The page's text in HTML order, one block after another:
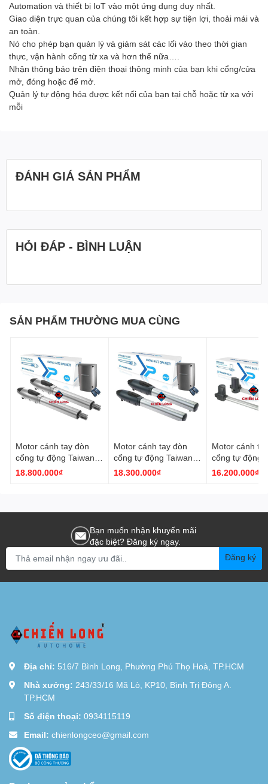
Automation và thiết bị IoT vào một ứng dụng duy nhất.
Giao diện trực quan của chúng tôi kết hợp sự tiện lợi, thoải mái và
an toàn.
Nó cho phép bạn quản lý và giám sát các lối vào theo thời gian
thực, vận hành cổng từ xa và hơn thế nữa….
Nhận thông báo trên điện thoại thông minh của bạn khi cổng/cửa
mở, đóng hoặc để mở.
Quản lý tự động hóa được kết nối của bạn tại chỗ hoặc từ xa với
mỗi
ĐÁNH GIÁ SẢN PHẨM
HỎI ĐÁP - BÌNH LUẬN
SẢN PHẨM THƯỜNG MUA CÙNG
Motor cánh tay đòn
cổng tự động Taiwan
Powertech PW330
18.800.000₫
Motor cánh tay đòn
cổng tự động Taiwan
Powertech PW320
18.300.000₫
Motor cánh
cổng tự động
Powertech
16.200.000₫
Bạn muốn nhận khuyến mãi
đặc biệt? Đăng ký ngay.
Đăng ký
Địa chỉ: 516/7 Bình Long, Phường Phú Thọ Hoà, TP.HCM
Nhà xưởng: 243/33/16 Mã Lò, KP10, Bình Trị Đông A.
TP.HCM
Số điện thoại: 0934115119
Email: chienlongceo@gmail.com